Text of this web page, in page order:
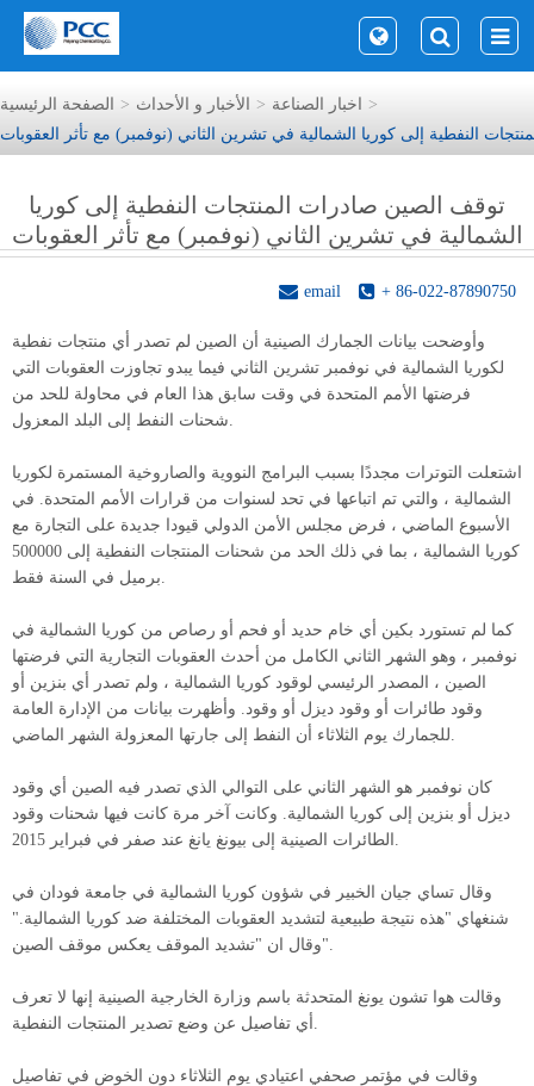
الصفحة الرئيسية الأخبار و الأحداث
اخبار الصناعة
النفطية إلى كوريا الشمالية في تشرين الثاني (نوفمبر) مع تأثر العقوبات
توقف الصين صادرات المنتجات النفطية إلى كوريا
الشمالية في تشرين الثاني (نوفمبر) مع تأثر العقوبات
+ 86-022-87890750
email
وأوضحت بيانات الجمارك الصينية أن الصين لم تصدر أي منتجات نفطية
لكوريا الشمالية في نوفمبر تشرين الثاني فيما يبدو تجاوزت العقوبات التي
فرضتها الأمم المتحدة في وقت سابق هذا العام في محاولة للحد من
شحنات النفط إلى البلد المعزول.
اشتعلت التوترات مجددًا بسبب البرامج النووية والصاروخية المستمرة لكوريا
الشمالية ، والتي تم اتباعها في تحد لسنوات من قرارات الأمم المتحدة. في
الأسبوع الماضي ، فرض مجلس الأمن الدولي قيودا جديدة على التجارة مع
كوريا الشمالية ، بما في ذلك الحد من شحنات المنتجات النفطية إلى 500000
برميل في السنة فقط.
كما لم تستورد بكين أي خام حديد أو فحم أو رصاص من كوريا الشمالية في
نوفمبر ، وهو الشهر الثاني الكامل من أحدث العقوبات التجارية التي فرضتها
الصين ، المصدر الرئيسي لوقود كوريا الشمالية ، ولم تصدر أي بنزين أو
وقود طائرات أو وقود ديزل أو وقود. وأظهرت بيانات من الإدارة العامة
للجمارك يوم الثلاثاء أن النفط إلى جارتها المعزولة الشهر الماضي.
كان نوفمبر هو الشهر الثاني على التوالي الذي تصدر فيه الصين أي وقود
ديزل أو بنزين إلى كوريا الشمالية. وكانت آخر مرة كانت فيها شحنات وقود
الطائرات الصينية إلى بيونغ يانغ عند صفر في فبراير 2015.
وقال تساي جيان الخبير في شؤون كوريا الشمالية في جامعة فودان في
شنغهاي "هذه نتيجة طبيعية لتشديد العقوبات المختلفة ضد كوريا الشمالية."
وقال ان "تشديد الموقف يعكس موقف الصين".
وقالت هوا تشون يونغ المتحدثة باسم وزارة الخارجية الصينية إنها لا تعرف
أي تفاصيل عن وضع تصدير المنتجات النفطية.
وقالت في مؤتمر صحفي اعتيادي يوم الثلاثاء دون الخوض في تفاصيل